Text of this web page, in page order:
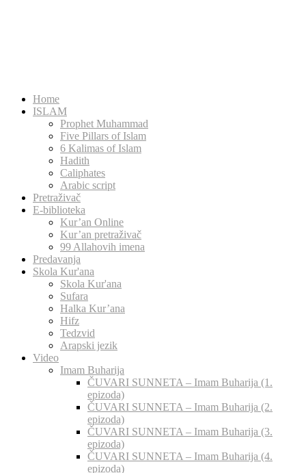
Home
ISLAM
Prophet Muhammad
Five Pillars of Islam
6 Kalimas of Islam
Hadith
Caliphates
Arabic script
Pretraživač
E-biblioteka
Kur’an Online
Kur’an pretraživač
99 Allahovih imena
Predavanja
Skola Kur'ana
Skola Kur'ana
Sufara
Halka Kur’ana
Hifz
Tedzvid
Arapski jezik
Video
Imam Buharija
ČUVARI SUNNETA – Imam Buharija (1.
epizoda)
ČUVARI SUNNETA – Imam Buharija (2.
epizoda)
ČUVARI SUNNETA – Imam Buharija (3.
epizoda)
ČUVARI SUNNETA – Imam Buharija (4.
epizoda)